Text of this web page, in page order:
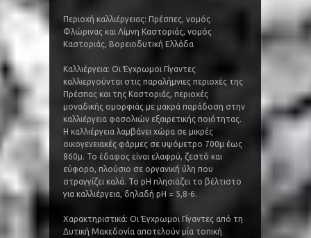
Περιοχή καλλιέργειας: Πρέσπες, νομός
Φλώρινας και Λίμνη Καστοριάς, νομός
Καστοριάς, Βορειοδυτική Ελλάδα
Καλλιέργεια: Οι Έγχρωμοι Γίγαντες
καλλιεργούνται στις παραλήμνιες περιοχές της
Πρέσπας και της Καστοριάς, περιοχές
μοναδικής ομορφιάς με μακρά παράδοση στην
καλλιέργεια φασολιών εξαιρετικής ποιότητας.
Η καλλιέργεια λαμβάνει χώρα σε μικρές
οικογενειακές φάρμες σε υψόμετρο 700μ έως
860μ. Το έδαφος είναι ελαφρύ, ζεστό και
εύφορο, πλούσιο σε οργανική ύλη που
στραγγίζει καλά. Το pH πλησιάζει το βέλτιστο
για καλλιέργεια, δηλαδή pH = 5,8-6.
Χαρακτηριστικά: Οι Έγχρωμοι Γίγαντες από τη
Δυτική Μακεδονία αποτελούν μία τοπική